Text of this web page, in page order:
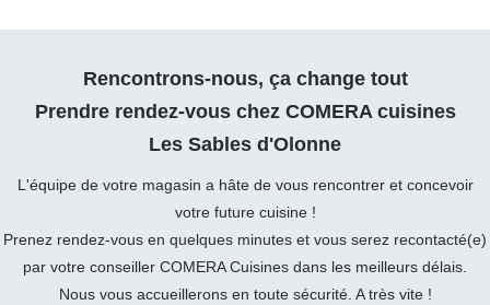
Rencontrons-nous, ça change tout
Prendre rendez-vous chez COMERA cuisines
Les Sables d'Olonne
L'équipe de votre magasin a hâte de vous rencontrer et concevoir
votre future cuisine !
Prenez rendez-vous en quelques minutes et vous serez recontacté(e)
par votre conseiller COMERA Cuisines dans les meilleurs délais.
Nous vous accueillerons en toute sécurité. A très vite !